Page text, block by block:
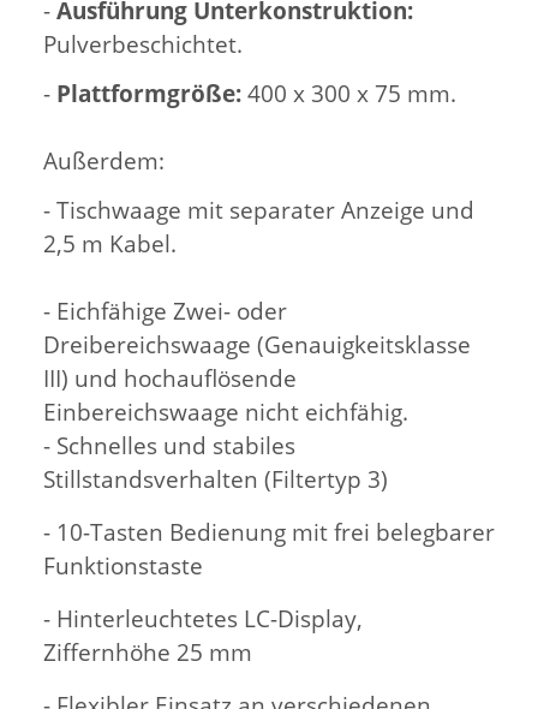
- Ausführung Unterkonstruktion:
Pulverbeschichtet.
- Plattformgröße: 400 x 300 x 75 mm.
Außerdem:
- Tischwaage mit separater Anzeige und
2,5 m Kabel.
- Eichfähige Zwei- oder
Dreibereichswaage (Genauigkeitsklasse
III) und hochauflösende
Einbereichswaage nicht eichfähig.
- Schnelles und stabiles
Stillstandsverhalten (Filtertyp 3)
- 10-Tasten Bedienung mit frei belegbarer
Funktionstaste
- Hinterleuchtetes LC-Display,
Ziffernhöhe 25 mm